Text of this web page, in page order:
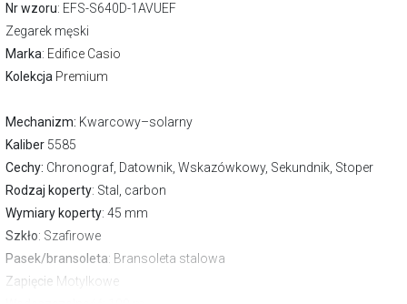
Nr wzoru: EFS-S640D-1AVUEF
Zegarek męski
Marka: Edifice Casio
Kolekcja Premium
Mechanizm: Kwarcowy–solarny
Kaliber 5585
Cechy: Chronograf, Datownik, Wskazówkowy, Sekundnik, Stoper
Rodzaj koperty: Stal, carbon
Wymiary koperty: 45 mm
Szkło: Szafirowe
Pasek/bransoleta: Bransoleta stalowa
Zapięcie Motylkowe